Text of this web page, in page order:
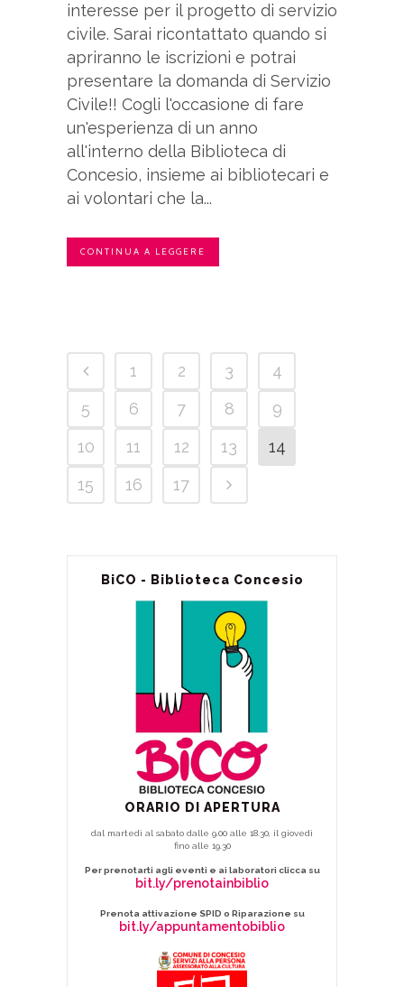
interesse per il progetto di servizio
civile. Sarai ricontattato quando si
apriranno le iscrizioni e potrai
presentare la domanda di Servizio
Civile!! Cogli l'occasione di fare
un'esperienza di un anno
all'interno della Biblioteca di
Concesio, insieme ai bibliotecari e
ai volontari che la...
CONTINUA A LEGGERE
1 2 3
4
5
6 7 8
9
10
11 12 13
14
15
16 17
BiCO - Biblioteca Concesio
ORARIO DI APERTURA
dal martedì al sabato dalle 9.00 alle 18.30, il giovedì
fino alle 19.30
Per prenotarti agli eventi e ai laboratori clicca su
bit.ly/prenotainbiblio
Prenota attivazione SPID o Riparazione su
bit.ly/appuntamentobiblio